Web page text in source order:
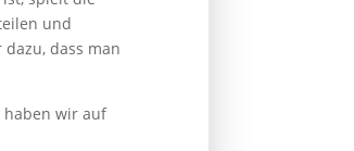
und
dass man
haben wir auf